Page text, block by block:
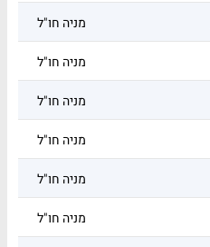
מניה חו"ל
מניה חו"ל
מניה חו"ל
מניה חו"ל
מניה חו"ל
מניה חו"ל